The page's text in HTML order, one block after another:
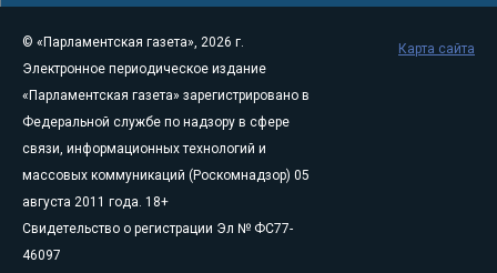
© «Парламентская газета», 2026 г.
Электронное периодическое издание
«Парламентская газета» зарегистрировано в
Федеральной службе по надзору в сфере
связи, информационных технологий и
массовых коммуникаций (Роскомнадзор) 05
августа 2011 года. 18+
Свидетельство о регистрации Эл № ФС77-
46097
Карта сайта